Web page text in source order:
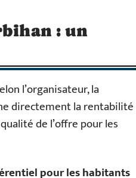
: un
l’organisateur, la
directement la rentabilité
de l’offre pour les
pour les habitants